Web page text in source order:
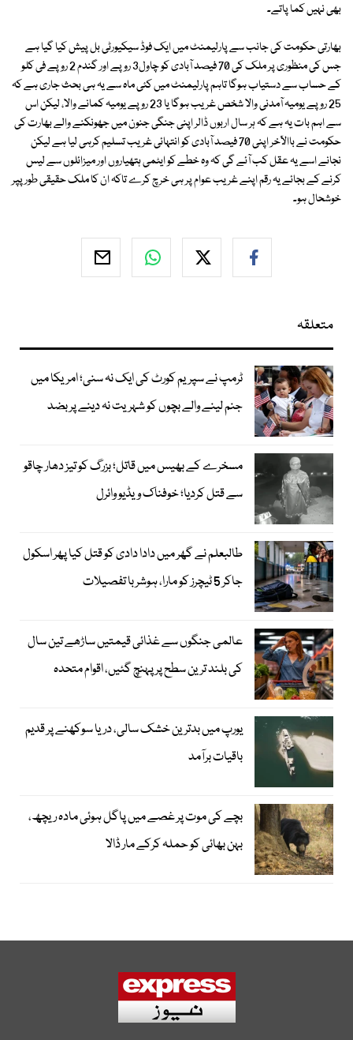
بھی نہیں کما پاتے۔
بھارتی حکومت کی جانب سے پارلیمنٹ میں ایک فوڈ سیکیورٹی بل پیش کیا گیا ہے
جس کی منظوری پر ملک کی 70 فیصد آبادی کو چاول3 روپے اور گندم 2 روپے فی کلو
کے حساب سے دستیاب ہوگا تاہم پارلیمنٹ میں کئی ماہ سے یہ ہی بحث جاری ہے کہ
25 روپے یومیہ آمدنی والا شخص غریب ہوگا یا 23 روپے یومیہ کمانے والا، لیکن اس
سے اہم بات یہ ہے کہ ہر سال اربوں ڈالر اپنی جنگی جنون میں جھونکنے والے بھارت کی
حکومت نے باالآخر اپنی 70 فیصد آبادی کو انتہائی غریب تسلیم کرہی لیا ہے لیکن
نجانے اسے یہ عقل کب آئے گی کہ وہ خطے کو ایٹمی ہتھیاروں اور میزائلوں سے لیس
کرنے کے بجائے یہ رقم اپنے غریب عوام پر ہی خرچ کرے تاکہ ان کا ملک حقیقی طور پپر
خوشحال ہو۔
متعلقہ
ٹرمپ نے سپریم کورٹ کی ایک نہ سنی؛ امریکا میں
جنم لینے والے بچوں کو شہریت نہ دینے پر بضد
مسخرے کے بھیس میں قاتل؛ بزرگ کو تیز دھار چاقو
سے قتل کردیا؛ خوفناک ویڈیو وائرل
طالبعلم نے گھر میں دادا دادی کو قتل کیا پھر اسکول
جاکر 5 ٹیچرز کو مارا، ہوشربا تفصیلات
عالمی جنگوں سے غذائی قیمتیں ساڑھے تین سال
کی بلند ترین سطح پر پہنچ گئیں، اقوام متحدہ
یورپ میں بدترین خشک سالی، دریا سوکھنے پر قدیم
باقیات برآمد
بچے کی موت پر غصے میں پاگل ہوئی مادہ ریچھ،
بہن بھائی کو حملہ کرکے مار ڈالا